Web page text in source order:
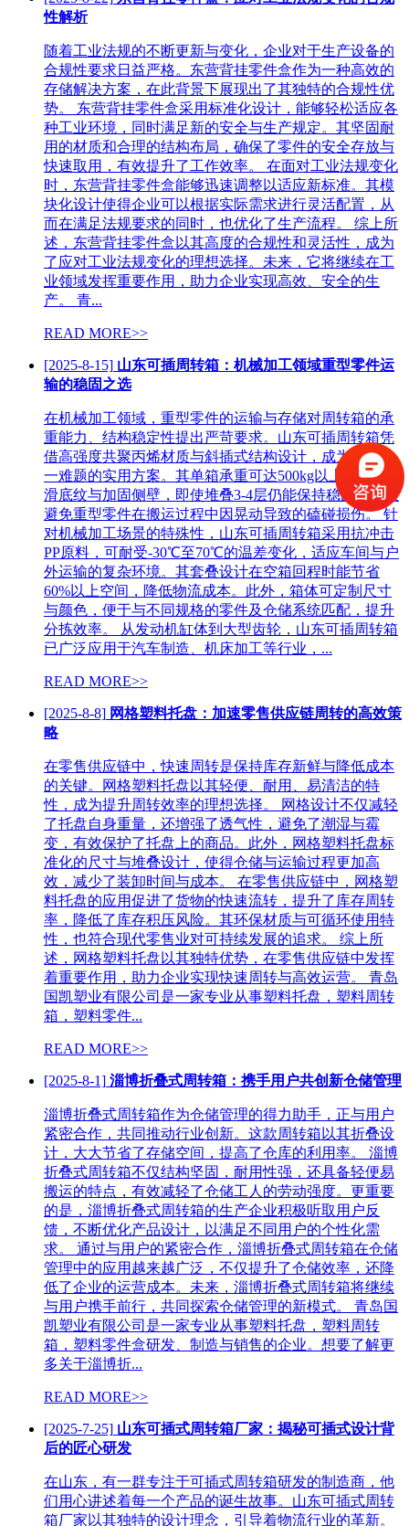
性解析
随着工业法规的不断更新与变化，企业对于生产设备的
合规性要求日益严格。东营背挂零件盒作为一种高效的
存储解决方案，在此背景下展现出了其独特的合规性优
势。 东营背挂零件盒采用标准化设计，能够轻松适应各
种工业环境，同时满足新的安全与生产规定。其坚固耐
用的材质和合理的结构布局，确保了零件的安全存放与
快速取用，有效提升了工作效率。 在面对工业法规变化
时，东营背挂零件盒能够迅速调整以适应新标准。其模
块化设计使得企业可以根据实际需求进行灵活配置，从
而在满足法规要求的同时，也优化了生产流程。 综上所
述，东营背挂零件盒以其高度的合规性和灵活性，成为
了应对工业法规变化的理想选择。未来，它将继续在工
业领域发挥重要作用，助力企业实现高效、安全的生
产。 青...
READ MORE>>
[2025-8-15] 山东可插周转箱：机械加工领域重型零件运
输的稳固之选
在机械加工领域，重型零件的运输与存储对周转箱的承
重能力、结构稳定性提出严苛要求。山东可插周转箱凭
借高强度共聚丙烯材质与斜插式结构设计，成为解决这
一难题的实用方案。其单箱承重可达500kg以上，配合防
滑底纹与加固侧壁，即使堆叠3-4层仍能保持稳固，有效
避免重型零件在搬运过程中因晃动导致的磕碰损伤。 针
对机械加工场景的特殊性，山东可插周转箱采用抗冲击
PP原料，可耐受-30℃至70℃的温差变化，适应车间与户
外运输的复杂环境。其套叠设计在空箱回程时能节省
60%以上空间，降低物流成本。此外，箱体可定制尺寸
与颜色，便于与不同规格的零件及仓储系统匹配，提升
分拣效率。 从发动机缸体到大型齿轮，山东可插周转箱
已广泛应用于汽车制造、机床加工等行业，...
READ MORE>>
[2025-8-8] 网格塑料托盘：加速零售供应链周转的高效策
略
在零售供应链中，快速周转是保持库存新鲜与降低成本
的关键。网格塑料托盘以其轻便、耐用、易清洁的特
性，成为提升周转效率的理想选择。 网格设计不仅减轻
了托盘自身重量，还增强了透气性，避免了潮湿与霉
变，有效保护了托盘上的商品。此外，网格塑料托盘标
准化的尺寸与堆叠设计，使得仓储与运输过程更加高
效，减少了装卸时间与成本。 在零售供应链中，网格塑
料托盘的应用促进了货物的快速流转，提升了库存周转
率，降低了库存积压风险。其环保材质与可循环使用特
性，也符合现代零售业对可持续发展的追求。 综上所
述，网格塑料托盘以其独特优势，在零售供应链中发挥
着重要作用，助力企业实现快速周转与高效运营。 青岛
国凯塑业有限公司是一家专业从事塑料托盘，塑料周转
箱，塑料零件...
READ MORE>>
[2025-8-1] 淄博折叠式周转箱：携手用户共创新仓储管理
淄博折叠式周转箱作为仓储管理的得力助手，正与用户
紧密合作，共同推动行业创新。这款周转箱以其折叠设
计，大大节省了存储空间，提高了仓库的利用率。 淄博
折叠式周转箱不仅结构坚固，耐用性强，还具备轻便易
搬运的特点，有效减轻了仓储工人的劳动强度。更重要
的是，淄博折叠式周转箱的生产企业积极听取用户反
馈，不断优化产品设计，以满足不同用户的个性化需
求。 通过与用户的紧密合作，淄博折叠式周转箱在仓储
管理中的应用越来越广泛，不仅提升了仓储效率，还降
低了企业的运营成本。未来，淄博折叠式周转箱将继续
与用户携手前行，共同探索仓储管理的新模式。 青岛国
凯塑业有限公司是一家专业从事塑料托盘，塑料周转
箱，塑料零件盒研发、制造与销售的企业。想要了解更
多关于淄博折...
READ MORE>>
[2025-7-25] 山东可插式周转箱厂家：揭秘可插式设计背
后的匠心研发
在山东，有一群专注于可插式周转箱研发的制造商，他
们用心讲述着每一个产品的诞生故事。山东可插式周转
箱厂家以其独特的设计理念，引导着物流行业的革新。